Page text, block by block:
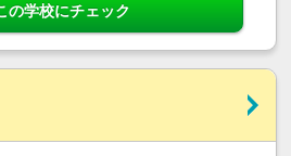
の学校にチェック